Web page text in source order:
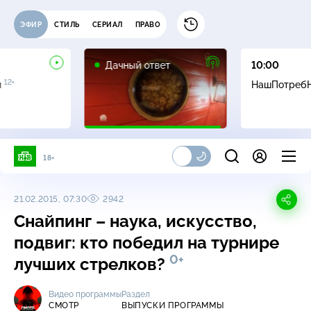
ЭФИР СТИЛЬ СЕРИАЛ ПРАВО
12+
Дачный ответ
10:00
18+
21.02.2015, 07:30 2942
Снайпинг – наука, искусство,
подвиг: кто победил на турнире
лучших стрелков? 0+
Видео программы
СМОТР
Раздел
ВЫПУСКИ ПРОГРАММЫ